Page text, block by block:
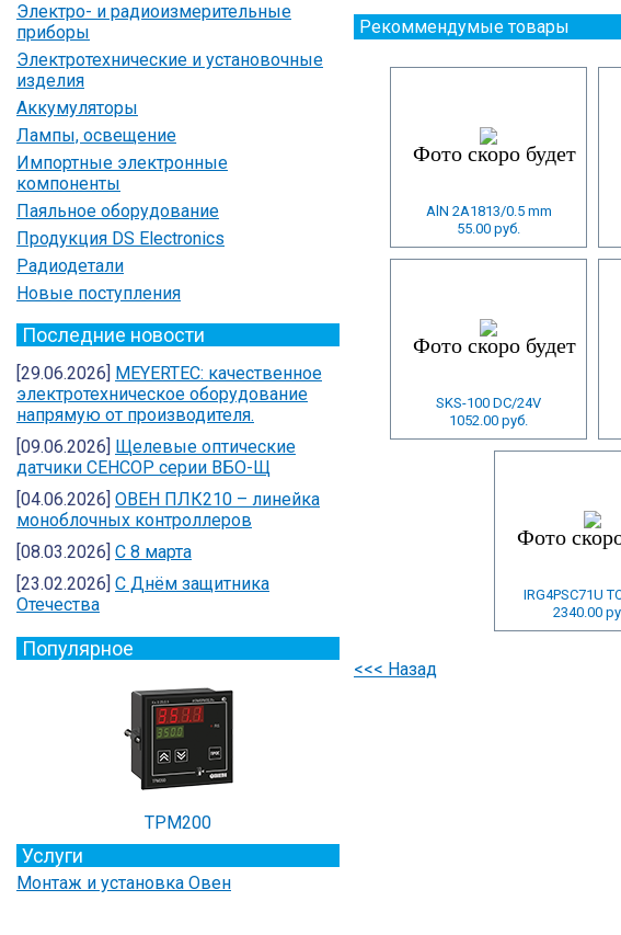
Электро- и радиоизмерительные
приборы
Электротехнические и установочные
изделия
Аккумуляторы
Лампы, освещение
Импортные электронные
компоненты
Паяльное оборудование
Продукция DS Electronics
Радиодетали
Новые поступления
Последние новости
[29.06.2026] MEYERTEC: качественное
электротехническое оборудование
напрямую от производителя.
[09.06.2026] Щелевые оптические
датчики СЕНСОР серии ВБО-Щ
[04.06.2026] ОВЕН ПЛК210 – линейка
моноблочных контроллеров
[08.03.2026] С 8 марта
[23.02.2026] C Днём защитника
Отечества
Популярное
ТРМ200
Услуги
Монтаж и установка Овен
Рекоммендумые товары
AlN 2A1813/0.5 mm
55.00 руб.
SKS-100 DC/24V
1052.00 руб.
IRG4PSC71U
2340.00
<<< Назад